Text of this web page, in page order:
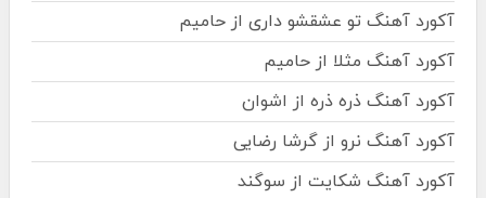
آکورد آهنگ تو عشقشو داری از حامیم
آکورد آهنگ مثلا از حامیم
آکورد آهنگ ذره ذره از اشوان
آکورد آهنگ نرو از گرشا رضایی
آکورد آهنگ شکایت از سوگند